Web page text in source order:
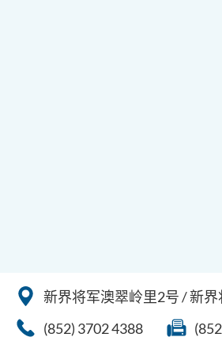
新界将军澳翠岭里2号 / 新
(852) 3702 4388